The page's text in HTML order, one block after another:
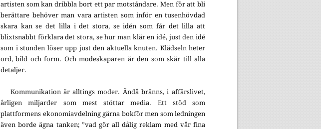
artisten som kan dribbla bort ett par motståndare. Men för att bli
berättare behöver man vara artisten som inför en tusenhövdad
skara kan se det lilla i det stora, se idén som får det lilla att
blixtsnabbt förklara det stora, se hur man klär en idé, just den idé
som i stunden löser upp just den aktuella knuten. Klädseln heter
ord, bild och form. Och modeskaparen är den som skär till alla
detaljer.
Kommunikation är alltings moder. Ändå bränns, i affärslivet,
årligen miljarder som mest stöttar media. Ett stöd som
plattformens ekonomiavdelning gärna bokför men som ledningen
även borde ägna tanken; ”vad gör all dålig reklam med vår fina